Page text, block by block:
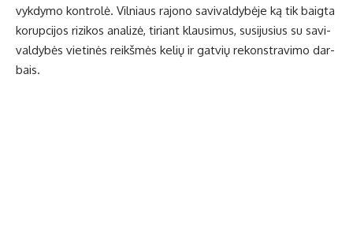
vyk­dy­mo kon­tro­lė. Vil­niaus ra­jo­no sa­vi­val­dy­bė­je ką tik baig­ta
ko­rup­ci­jos ri­zi­kos ana­li­zė, ti­riant klau­si­mus, su­si­ju­sius su sa­vi­
val­dy­bės vie­ti­nės reikš­mės ke­lių ir gat­vių re­konst­ra­vi­mo dar­
bais.